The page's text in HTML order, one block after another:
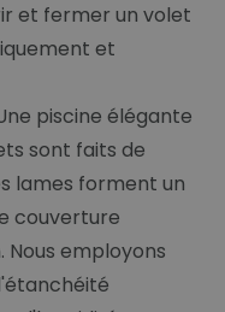
et fermer un volet
et
piscine élégante
sont faits de
lames forment un
couverture
employons